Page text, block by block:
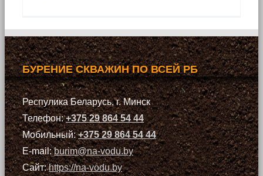
БУРЕНИЕ СКВАЖИН ПО ВСЕЙ РБ
Респулика Беларусь, г. Минск
Телефон:+375 29 864 54 44
Мобильный:+375 29 864 54 44
E-mail:burim@na-vodu.by
Сайт:https://na-vodu.by